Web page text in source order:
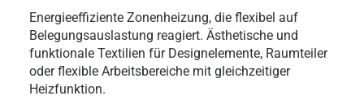
Energieeffiziente Zonenheizung, die flexibel auf
Belegungsauslastung reagiert. Ästhetische und
funktionale Textilien für Designelemente, Raumteiler
oder flexible Arbeitsbereiche mit gleichzeitiger
Heizfunktion.